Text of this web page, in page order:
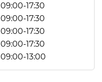
09:00-17:30
09:00-17:30
09:00-17:30
09:00-17:30
09:00-13:00